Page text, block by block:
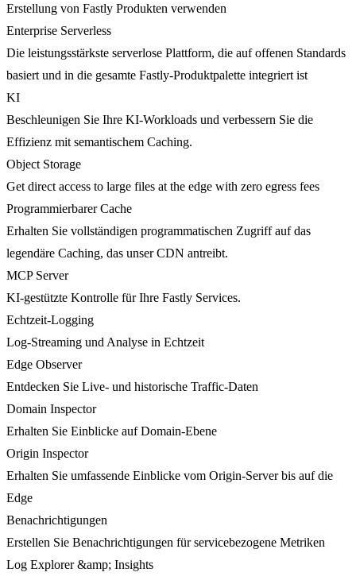
Erstellung von Fastly Produkten verwenden
Enterprise Serverless
Die leistungsstärkste serverlose Plattform, die auf offenen Standards
basiert und in die gesamte Fastly-Produktpalette integriert ist
KI
Beschleunigen Sie Ihre KI-Workloads und verbessern Sie die
Effizienz mit semantischem Caching.
Object Storage
Get direct access to large files at the edge with zero egress fees
Programmierbarer Cache
Erhalten Sie vollständigen programmatischen Zugriff auf das
legendäre Caching, das unser CDN antreibt.
MCP Server
KI-gestützte Kontrolle für Ihre Fastly Services.
Echtzeit-Logging
Log-Streaming und Analyse in Echtzeit
Edge Observer
Entdecken Sie Live- und historische Traffic-Daten
Domain Inspector
Erhalten Sie Einblicke auf Domain-Ebene
Origin Inspector
Erhalten Sie umfassende Einblicke vom Origin-Server bis auf die
Edge
Benachrichtigungen
Erstellen Sie Benachrichtigungen für servicebezogene Metriken
Log Explorer &amp; Insights